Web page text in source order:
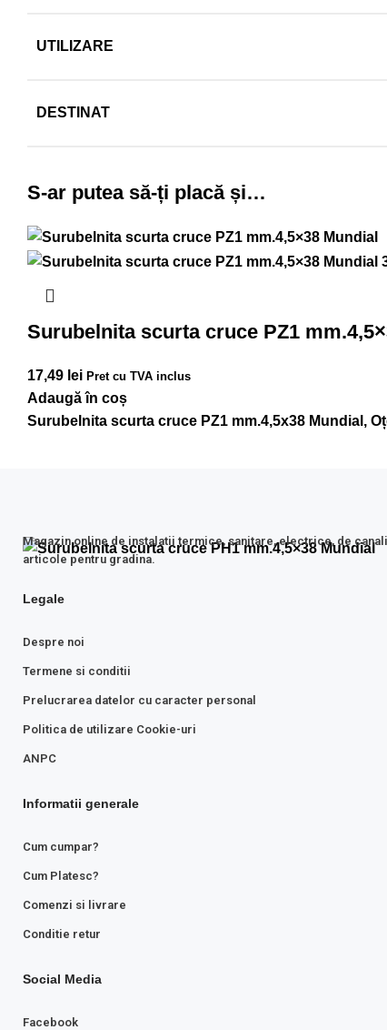
UTILIZARE
DESTINAT
S-ar putea să-ți placă și…
Surubelnita scurta cruce PZ1
17,49 lei Pret cu TVA inclus
Adaugă în coș
Surubelnita scurta cruce PZ1 mm.4,5x38 Mundial,
Magazin online de instalatii termice, sanitare, electrice, de
articole pentru gradina.
Legale
Despre noi
Termene si conditii
Prelucrarea datelor cu caracter personal
Politica de utilizare Cookie-uri
ANPC
Informatii generale
Cum cumpar?
Cum Platesc?
Comenzi si livrare
Conditie retur
Social Media
Facebook